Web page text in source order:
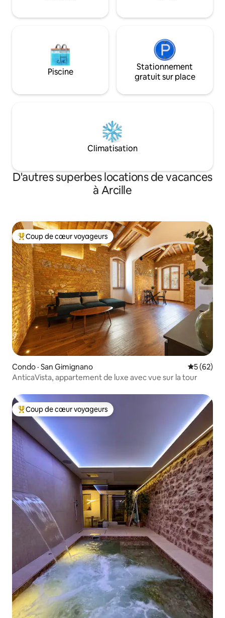
Piscine
Stationnement
gratuit sur place
Climatisation
D'autres superbes locations de vacances
à Arcille
Coup de cœur voyageurs parmi les plus aimés
Coup de cœur voyageurs
Condo · San Gimignano Note
5 (62)
AnticaVista, appartement de luxe avec vue sur la tour
Coup de cœur voyageurs parmi les plus aimés
Coup de cœur voyageurs